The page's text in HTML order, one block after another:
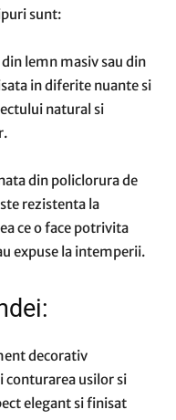
sunt:
lemn masiv sau din
in diferite nuante si
natural si
din policlorura de
rezistenta la
ce o face potrivita
expuse la intemperii.
decorativ
conturarea usilor si
elegant si finisat